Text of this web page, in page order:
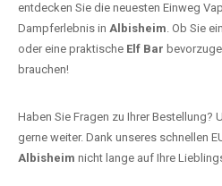
entdecken Sie die neuesten Einweg
Dampferlebnis in Albisheim. Ob Sie
oder eine praktische Elf Bar
brauchen!
Haben Sie Fragen zu Ihrer Bestellung?
gerne weiter. Dank unseres schnellen
Albisheim nicht lange auf Ihre